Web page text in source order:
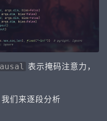
表示掩码注意力，
们来逐段分析